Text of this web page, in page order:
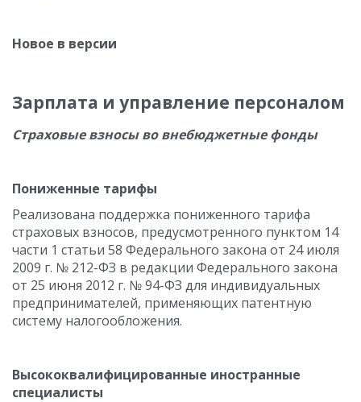
Новое в версии
Зарплата и управление персоналом
Страховые взносы во внебюджетные фонды
Пониженные тарифы
Реализована поддержка пониженного тарифа
страховых взносов, предусмотренного пунктом 14
части 1 статьи 58 Федерального закона от 24 июля
2009 г. № 212-ФЗ в редакции Федерального закона
от 25 июня 2012 г. № 94-ФЗ для индивидуальных
предпринимателей, применяющих патентную
систему налогообложения.
Высококвалифицированные иностранные
специалисты